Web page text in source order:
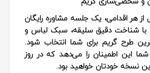
از هر اقدامی، یک جلسه مشاوره رایگان
با شناخت دقیق سلیقه، سبک لباس و
طرح گریم برای شما انتخاب شود.
این اطمینان را می‌دهد که در روز
نسخه خودتان خواهید بود.